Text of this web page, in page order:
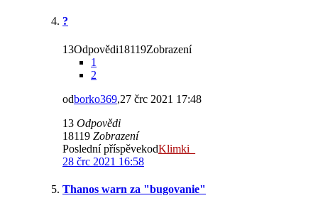
?
13Odpovědi18119Zobrazení
1
2
odborko369,27 črc 2021 17:48
13 Odpovědi
18119 Zobrazení
Poslední příspěvekodKlimki_
28 črc 2021 16:58
Thanos warn za "bugovanie"